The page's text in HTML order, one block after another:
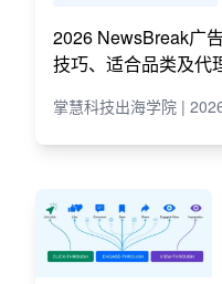
2026 NewsBreak广
技巧、适合品类及代
掌慧科技出海学院 |